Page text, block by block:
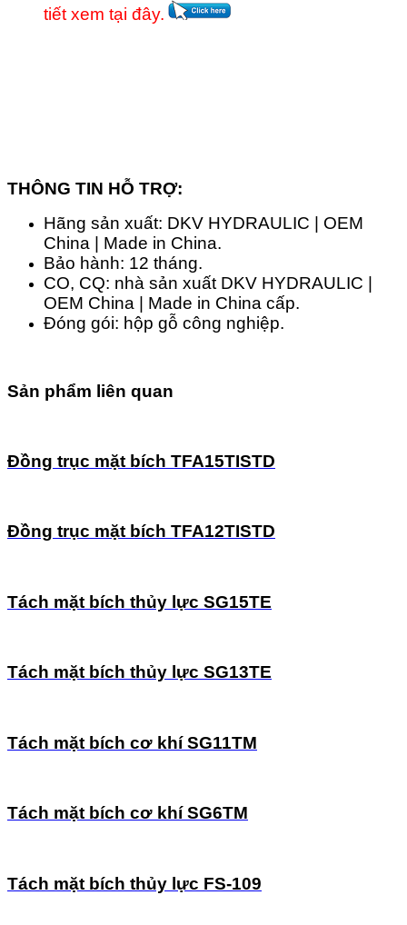
tiết xem tại đây.
THÔNG TIN HỖ TRỢ:
Hãng sản xuất: DKV HYDRAULIC | OEM
China | Made in China.
Bảo hành: 12 tháng.
CO, CQ: nhà sản xuất DKV HYDRAULIC |
OEM China | Made in China cấp.
Đóng gói: hộp gỗ công nghiệp.
Sản phẩm liên quan
Đồng trục mặt bích TFA15TISTD
Đồng trục mặt bích TFA12TISTD
Tách mặt bích thủy lực SG15TE
Tách mặt bích thủy lực SG13TE
Tách mặt bích cơ khí SG11TM
Tách mặt bích cơ khí SG6TM
Tách mặt bích thủy lực FS-109